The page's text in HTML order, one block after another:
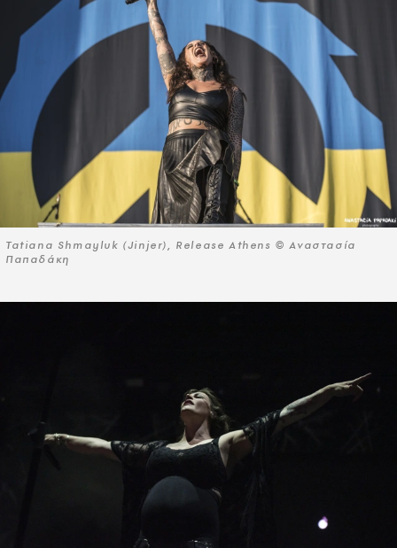
Tatiana Shmayluk (Jinjer), Release Athens © Αναστασία
Παπαδάκη